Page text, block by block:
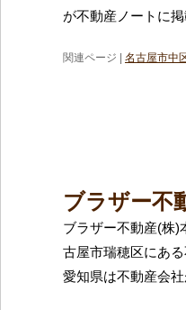
が不動産ノートに
関連ページ | 名古屋市中
ブラザー不
ブラザー不動産(株)
古屋市瑞穂区にあ
愛知県は不動産会